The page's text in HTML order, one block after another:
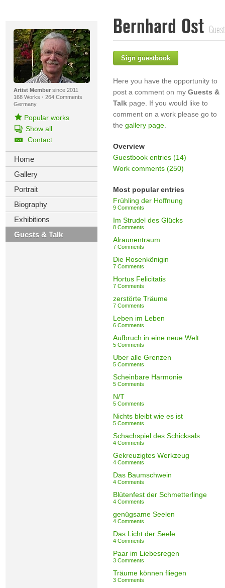
Artist Membersince 2011
168 Works · 264 Comments
Germany
Popular works
Show all
Contact
Home
Gallery
Portrait
Biography
Exhibitions
Guests & Talk
Bernhard Ost
Sign guestbook
Here you have the opportunity to
post a comment on my Guests &
Talkpage. If you would like to
comment on a work please go to
the gallery page.
Overview
Guestbook entries (14)
Work comments (250)
Most popular entries
Frühling der Hoffnung
9 Comments
Im Strudel des Glücks
8 Comments
Alraunentraum
7 Comments
Die Rosenkönigin
7 Comments
Hortus Felicitatis
7 Comments
zerstörte Träume
7 Comments
Leben im Leben
6 Comments
Aufbruch in eine neue Welt
5 Comments
Über alle Grenzen
5 Comments
Scheinbare Harmonie
5 Comments
N/T
5 Comments
Nichts bleibt wie es ist
5 Comments
Schachspiel des Schicksals
4 Comments
Gekreuzigtes Werkzeug
4 Comments
Das Baumschwein
4 Comments
Blütenfest der Schmetterlinge
4 Comments
genügsame Seelen
4 Comments
Das Licht der Seele
4 Comments
Paar im Liebesregen
3 Comments
Träume können fliegen
3 Comments